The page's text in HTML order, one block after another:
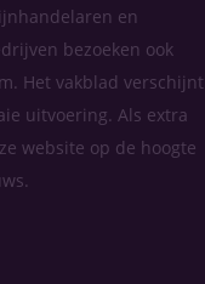
en
bezoeken ook
Het vakblad verschijnt
uitvoering. Als extra
website op de hoogte